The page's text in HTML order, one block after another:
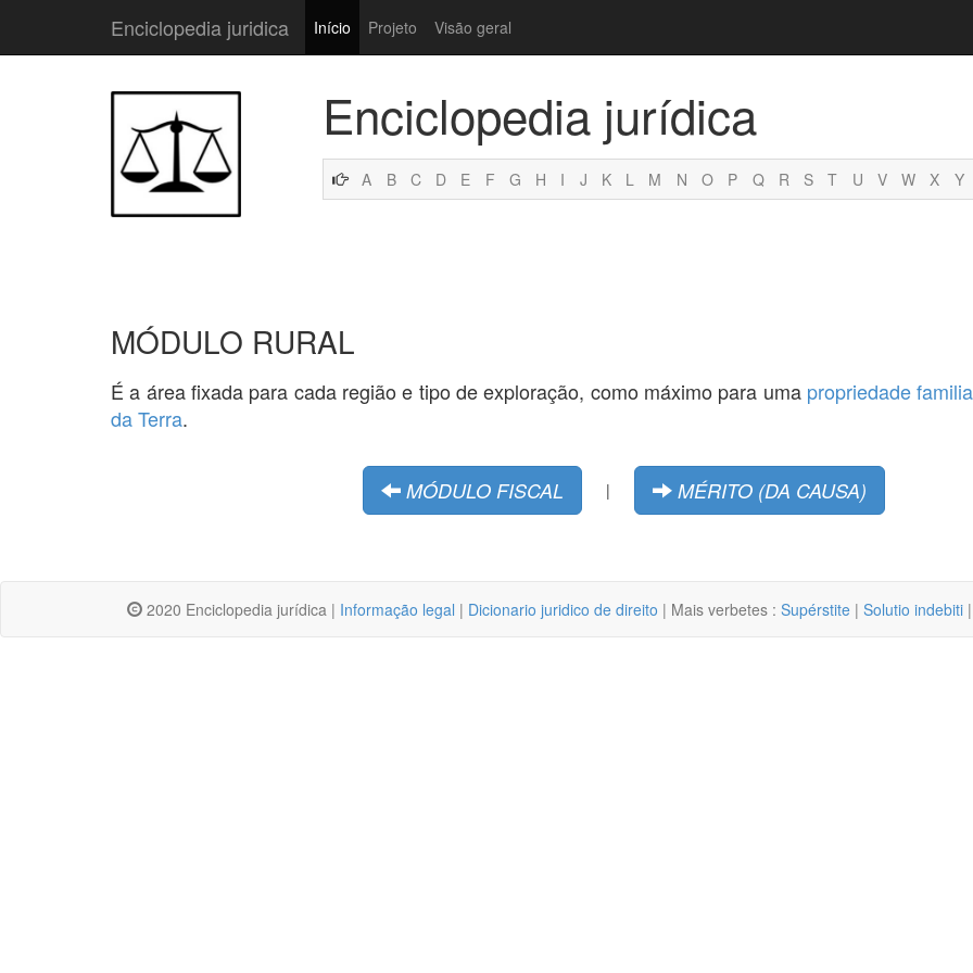
Enciclopedia juridica Início Projeto Visão geral
Enciclopedia jurídica
A B C D E F G H I J K L M N O P Q R S T U V W X Y
MÓDULO RURAL
É a área fixada para cada região e tipo de exploração, como máximo para uma propriedade
da Terra.
MÓDULO FISCAL | MÉRITO (DA CAUSA)
2020 Enciclopedia jurídica | Informação legal | Dicionario juridico de direito | Mais verbetes : Supérstite | Solutio indebiti |